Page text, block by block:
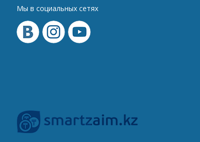
Мы в социальных сетях